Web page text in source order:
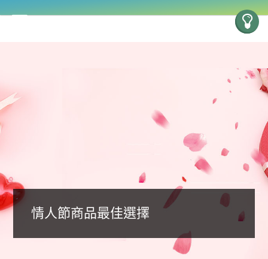
情人節商品最佳選擇